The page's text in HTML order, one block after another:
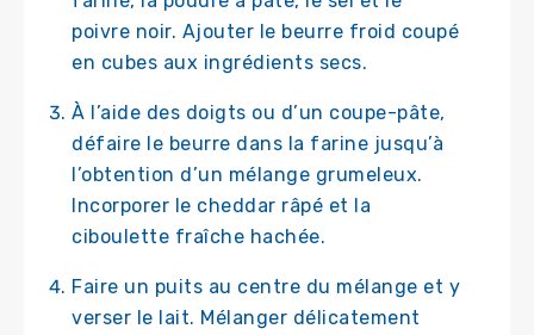
poivre noir. Ajouter le beurre froid coupé
en cubes aux ingrédients secs.
À l’aide des doigts ou d’un coupe-pâte,
défaire le beurre dans la farine jusqu’à
l’obtention d’un mélange grumeleux.
Incorporer le cheddar râpé et la
ciboulette fraîche hachée.
Faire un puits au centre du mélange et y
verser le lait. Mélanger délicatement